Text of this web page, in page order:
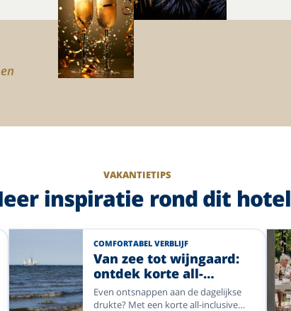
VAKANTIETIPS
inspiratie rond dit hotel
COMFORTABEL VERBLIJF
Van zee tot wijngaard:
ontdek korte all-
inclusive vakanties bij
Enjoyhotels
Even ontsnappen aan de dagelijkse
drukte? Met een korte all-inclusive